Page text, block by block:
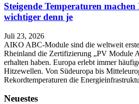
Steigende Temperaturen
wichtiger denn je
Juli 23, 2026
AIKO ABC-Module sind die weltweit
Rheinland die Zertifizierung „PV Module
erhalten haben. Europa erlebt immer
Hitzewellen. Von Südeuropa bis
Rekordtemperaturen die
Neuestes